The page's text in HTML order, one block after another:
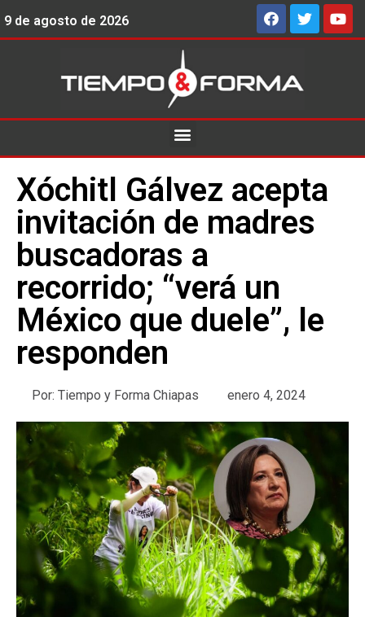
9 de agosto de 2026
Xóchitl Gálvez acepta
invitación de madres
buscadoras a
recorrido; “verá un
México que duele”, le
responden
Por: Tiempo y Forma Chiapas enero 4, 2024